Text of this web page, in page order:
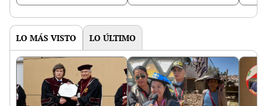
LO MÁS VISTO LO ÚLTIMO